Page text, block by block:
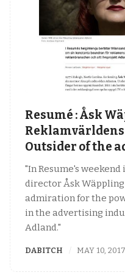
Resumé : Åsk
Outsider of the
"In Resume's
director Åsk
admiration for the
in the advertising
Adland."
DABITCH MAY 10, 2017